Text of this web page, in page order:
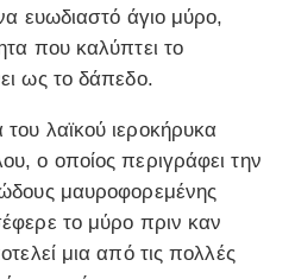
ευωδιαστό άγιο μύρο,
που καλύπτει το
ως το δάπεδο.
λαϊκού ιεροκήρυκα
ο οποίος περιγράφει την
μαυροφορεμένης
το μύρο πριν καν
μια από τις πολλές